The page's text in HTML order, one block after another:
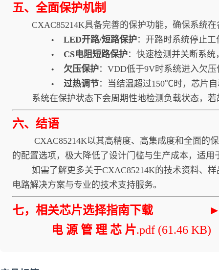
五、全面保护机制
CXAC85214K具备完善的保护功能，确保系统
• LED开路/短路保护：开路时系统停止
• CS电阻短路保护：快速检测并关断系
• 欠压保护：VDD低于9V时系统进入欠
• 过热调节：当结温超过150℃时，芯片
系统在保护状态下会周期性地检测负载状态，
六、结语
CXAC85214K以其高精度、高集成度和全面的保
的配置选项，极大降低了设计门槛与生产成本，适
如需了解更多关于CXAC85214K的技术资料、样
电路解决方案与专业的技术支持服务。
七，相关芯片选择指南下载
电 源 管 理 芯 片.pdf (61.46 KB)